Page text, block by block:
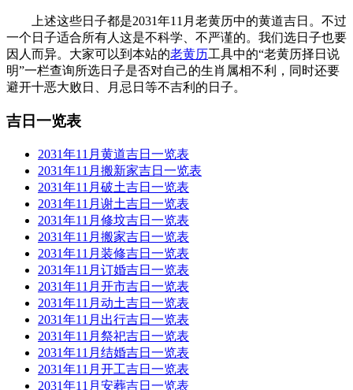
上述这些日子都是2031年11月老黄历中的黄道吉日。不过
一个日子适合所有人这是不科学、不严谨的。我们选日子也要
因人而异。大家可以到本站的老黄历工具中的“老黄历择日说
明”一栏查询所选日子是否对自己的生肖属相不利，同时还要
避开十恶大败日、月忌日等不吉利的日子。
吉日一览表
2031年11月黄道吉日一览表
2031年11月搬新家吉日一览表
2031年11月破土吉日一览表
2031年11月谢土吉日一览表
2031年11月修坟吉日一览表
2031年11月搬家吉日一览表
2031年11月装修吉日一览表
2031年11月订婚吉日一览表
2031年11月开市吉日一览表
2031年11月动土吉日一览表
2031年11月出行吉日一览表
2031年11月祭祀吉日一览表
2031年11月结婚吉日一览表
2031年11月开工吉日一览表
2031年11月安葬吉日一览表